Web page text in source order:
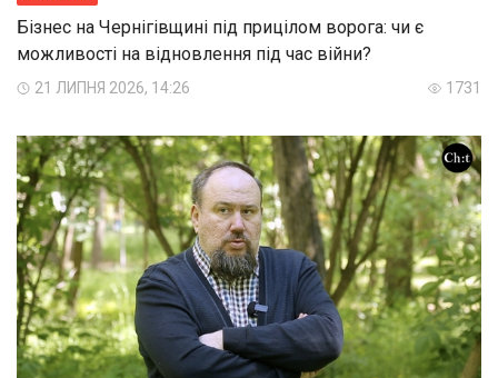
Бізнес на Чернігівщині під прицілом ворога: чи є
можливості на відновлення під час війни?
21 ЛИПНЯ 2026, 14:26 1731